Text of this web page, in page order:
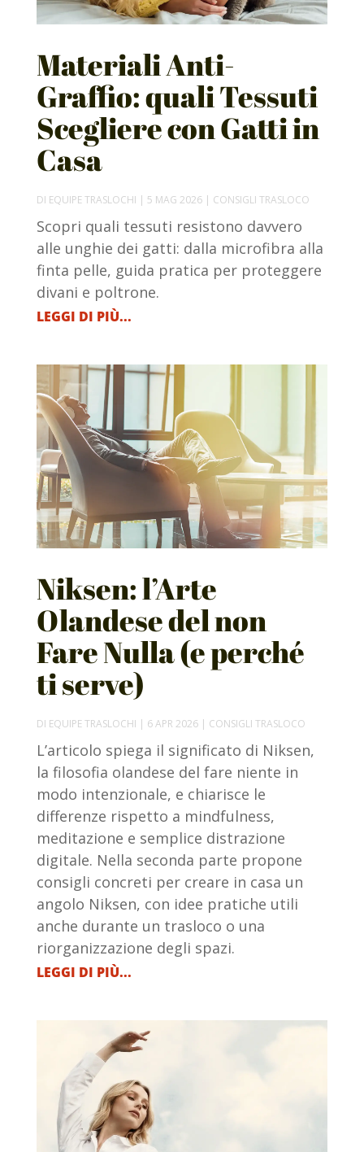
Materiali Anti-
Graffio: quali Tessuti
Scegliere con Gatti in
Casa
DI EQUIPE TRASLOCHI | 5 MAG 2026| CONSIGLI TRASLOCO
Scopri quali tessuti resistono davvero
alle unghie dei gatti: dalla microfibra alla
finta pelle, guida pratica per proteggere
divani e poltrone.
LEGGI DI PIÙ...
Niksen: l’Arte
Olandese del non
Fare Nulla (e perché
ti serve)
DI EQUIPE TRASLOCHI | 6 APR 2026| CONSIGLI TRASLOCO
L’articolo spiega il significato di Niksen,
la filosofia olandese del fare niente in
modo intenzionale, e chiarisce le
differenze rispetto a mindfulness,
meditazione e semplice distrazione
digitale. Nella seconda parte propone
consigli concreti per creare in casa un
angolo Niksen, con idee pratiche utili
anche durante un trasloco o una
riorganizzazione degli spazi.
LEGGI DI PIÙ...